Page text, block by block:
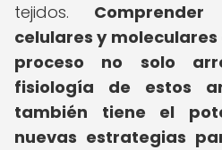
tejidos.
celulares y
proceso no solo
fisiología de estos
también tiene el
nuevas estrategias